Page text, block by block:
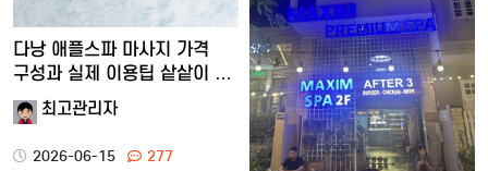
다낭 애플스파 마사지 가격
구성과 실제 이용팁 샅샅이 …
최고관리자
2026-06-15 277